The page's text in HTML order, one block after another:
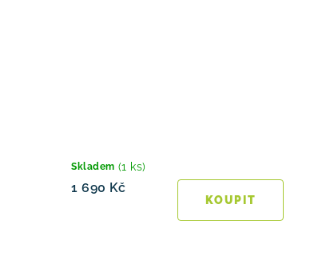
Skladem (1 ks)
1 690 Kč